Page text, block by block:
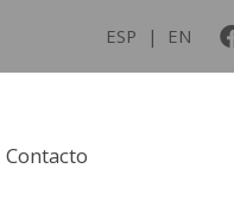
ESP | EN
Contacto